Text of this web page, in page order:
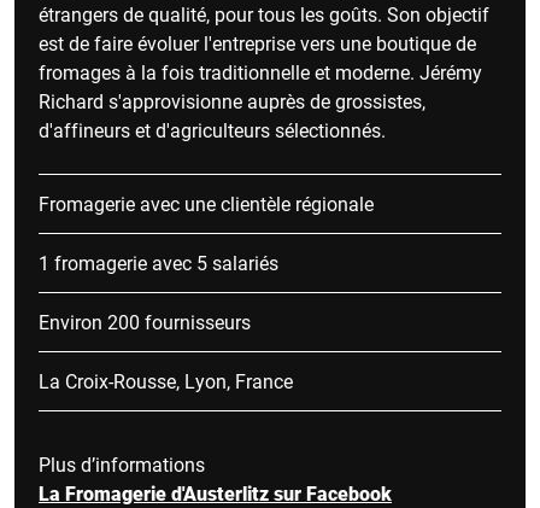
étrangers de qualité, pour tous les goûts. Son objectif
est de faire évoluer l'entreprise vers une boutique de
fromages à la fois traditionnelle et moderne. Jérémy
Richard s'approvisionne auprès de grossistes,
d'affineurs et d'agriculteurs sélectionnés.
Fromagerie avec une clientèle régionale
1 fromagerie avec 5 salariés
Environ 200 fournisseurs
La Croix-Rousse, Lyon, France
Plus d’informations
La Fromagerie d'Austerlitz sur Facebook